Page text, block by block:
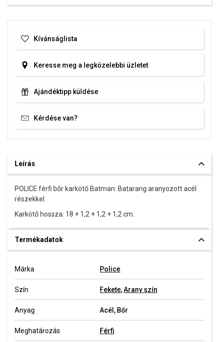
Kívánságlista
Keresse meg a legközelebbi üzletet
Ajándéktipp küldése
Kérdése van?
Leírás
POLICE férfi bőr karkötő Batman: Batarang aranyozott acél
részekkel.
Karkötő hossza: 18 + 1,2 + 1,2 + 1,2 cm.
Termékadatok
Márka Police
Szín Fekete,Arany szín
Anyag Acél, Bőr
Meghatározás Férfi